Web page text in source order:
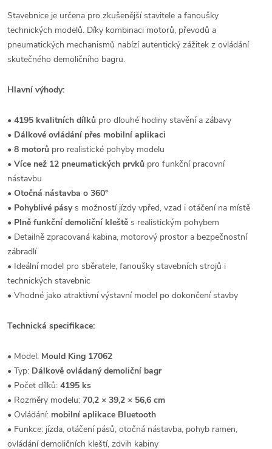
Stavebnice je určena pro zkušenější stavitele a fanoušky
technických modelů. Díky kombinaci motorů, převodů a
pneumatických mechanismů nabízí autentický zážitek z ovládání
skutečného demoličního bagru.
Hlavní výhody:
• 4195 kvalitních dílků pro dlouhé hodiny stavění a zábavy
• Dálkové ovládání přes mobilní aplikaci
• 8 motorů pro realistické pohyby modelu
• Více než 12 pneumatických prvků pro funkční pracovní
nástavbu
• Otočná nástavba o 360°
• Pohyblivé pásys možností jízdy vpřed, vzad i otáčení na místě
• Plně funkční demoliční kleště s realistickým pohybem
• Detailně zpracovaná kabina, motorový prostor a bezpečnostní
zábradlí
• Ideální model pro sběratele, fanoušky stavebních strojů i
technických stavebnic
• Vhodné jako atraktivní výstavní model po dokončení stavby
Technická specifikace:
• Model: Mould King 17062
• Typ: Dálkově ovládaný demoliční bagr
• Počet dílků: 4195 ks
• Rozměry modelu: 70,2 × 39,2 × 56,6 cm
• Ovládání: mobilní aplikace Bluetooth
• Funkce: jízda, otáčení pásů, otočná nástavba, pohyb ramen,
ovládání demoličních kleští, zdvih kabiny